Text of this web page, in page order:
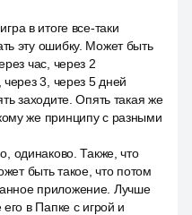
в итоге все-таки
эту ошибку. Может быть
час, через 2
через 3, через 5 дней
заходите. Опять такая же
же принципу с разными
одинаково. Также, что
быть такое, что потом
приложение. Лучше
его в Папке с игрой и